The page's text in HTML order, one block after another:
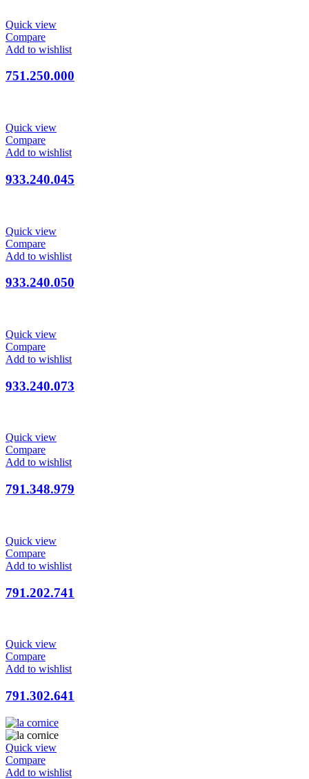
Quick view
Compare
Add to wishlist
751.250.000
Quick view
Compare
Add to wishlist
933.240.045
Quick view
Compare
Add to wishlist
933.240.050
Quick view
Compare
Add to wishlist
933.240.073
Quick view
Compare
Add to wishlist
791.348.979
Quick view
Compare
Add to wishlist
791.202.741
Quick view
Compare
Add to wishlist
791.302.641
Quick view
Compare
Add to wishlist